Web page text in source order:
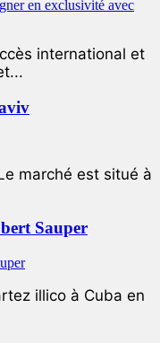
international et
marché est situé à
Sauper
illico à Cuba en